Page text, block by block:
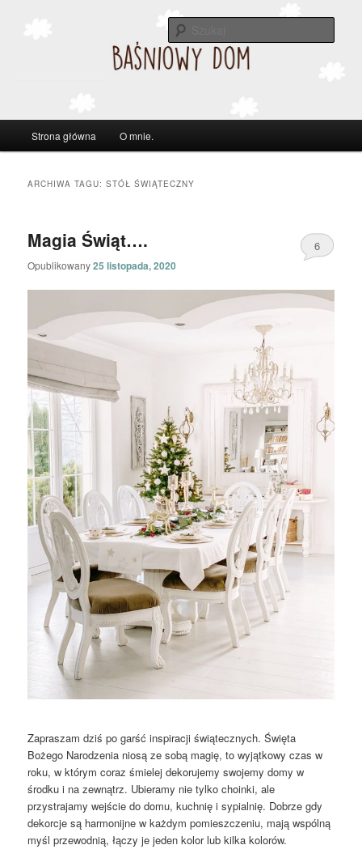
Przeskocz
Przeskocz
Strona główna O mnie.
ARCHIWA TAGU:STÓŁ ŚWIĄTECZNY
Magia Świąt….
Opublikowany25 listopada, 2020
6
Zapraszam dziś po garść inspiracji świątecznych. Święta
Bożego Narodzenia niosą ze sobą magię, to wyjątkowy czas w
roku, w którym coraz śmielej dekorujemy swojemy domy w
środku i na zewnątrz. Ubieramy nie tylko choinki, ale
przystrajamy wejście do domu, kuchnię i sypialnię. Dobrze gdy
dekorcje są harmonijne w każdym pomieszczeniu, mają wspólną
myśl przewodnią, łączy je jeden kolor lub kilka kolorów.